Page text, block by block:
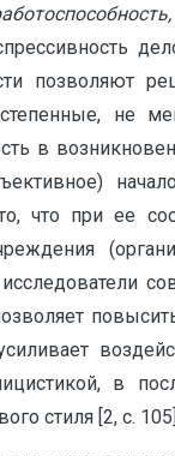
позволяют
не
в
что при ее
в
стиля [2, с.